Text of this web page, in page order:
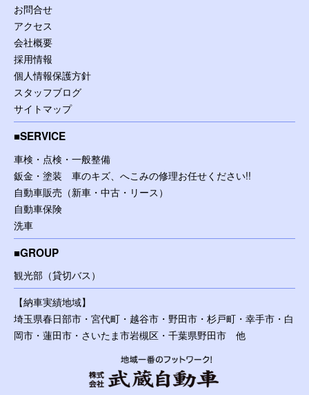
お問合せ
アクセス
会社概要
採用情報
個人情報保護方針
スタッフブログ
サイトマップ
SERVICE
車検・点検・一般整備
鈑金・塗装 車のキズ、へこみの修理お任せください!!
自動車販売（新車・中古・リース）
自動車保険
洗車
GROUP
観光部（貸切バス）
【納車実績地域】
埼玉県春日部市・宮代町・越谷市・野田市・杉戸町・幸手市・白
岡市・蓮田市・さいたま市岩槻区・千葉県野田市 他